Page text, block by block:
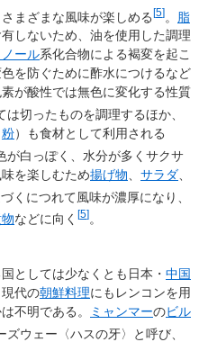
まざまな風味が楽しめる[5]。 脂
しないため、油を使用した調理
ール系化合物による褐変を起こ
を防ぐために酢水につけるなど
が酸性では無色に変化する性質
は切ったものを調理するほか、
粉）も食材として利用される
が白っぽく、水分が多くサクサ
を楽しむため揚げ物 サラダ
くにつれて風味が濃厚になり、
などに向く [5] 。
としては少なくとも日本・ 中国
代の朝鮮料理にもレンコンを用
不明である。
ミャンマーのビル
ズウェー 〈ハスの牙〉と呼び、